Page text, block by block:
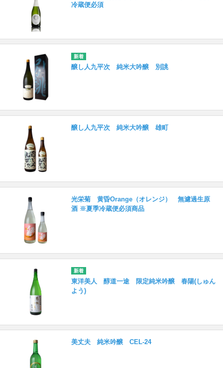
冷蔵便必須
醸し人九平次 純米大吟醸 別誂
醸し人九平次 純米大吟醸 雄町
光栄菊 黄昏Orange（オレンジ） 無濾過生原
酒 ※夏季冷蔵便必須商品
東洋美人 醇道一途 限定純米吟醸 春陽(しゅん
よう)
美丈夫 純米吟醸 CEL-24